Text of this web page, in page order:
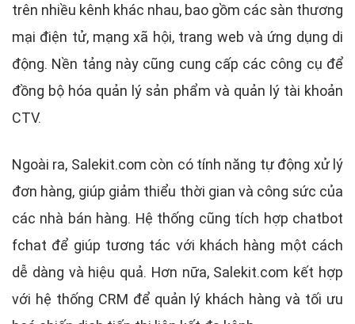
trên nhiều kênh khác nhau, bao gồm các sàn thương
mại điện tử, mạng xã hội, trang web và ứng dụng di
động. Nền tảng này cũng cung cấp các công cụ để
đồng bộ hóa quản lý sản phẩm và quản lý tài khoản
CTV.
Ngoài ra, Salekit.com còn có tính năng tự động xử lý
đơn hàng, giúp giảm thiểu thời gian và công sức của
các nhà bán hàng. Hệ thống cũng tích hợp chatbot
fchat để giúp tương tác với khách hàng một cách
dễ dàng và hiệu quả. Hơn nữa, Salekit.com kết hợp
với hệ thống CRM để quản lý khách hàng và tối ưu